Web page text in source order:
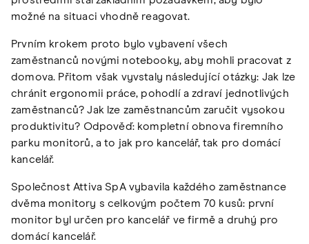
možné na situaci vhodně reagovat.
Prvním krokem proto bylo vybavení všech
zaměstnanců novými notebooky, aby mohli pracovat z
domova. Přitom však vyvstaly následující otázky: Jak lze
chránit ergonomii práce, pohodlí a zdraví jednotlivých
zaměstnanců? Jak lze zaměstnancům zaručit vysokou
produktivitu? Odpověď: kompletní obnova firemního
parku monitorů, a to jak pro kancelář, tak pro domácí
kancelář.
Společnost Attiva SpA vybavila každého zaměstnance
dvěma monitory s celkovým počtem 70 kusů: první
monitor byl určen pro kancelář ve firmě a druhý pro
domácí kancelář.